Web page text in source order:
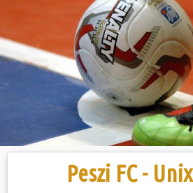
Sport
Szabadidő
Hasznos
Peszi FC -